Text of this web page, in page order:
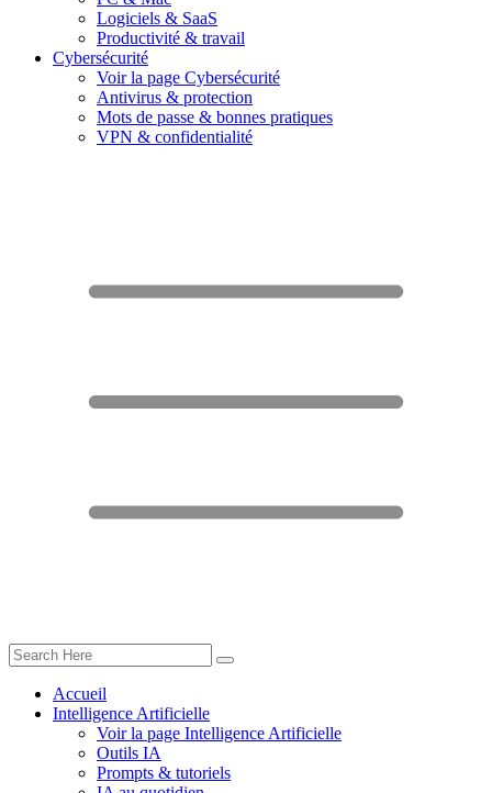
Logiciels & SaaS
Productivité & travail
Cybersécurité
Voir la page Cybersécurité
Antivirus & protection
Mots de passe & bonnes pratiques
VPN & confidentialité
Accueil
Intelligence Artificielle
Voir la page Intelligence Artificielle
Outils IA
Prompts & tutoriels